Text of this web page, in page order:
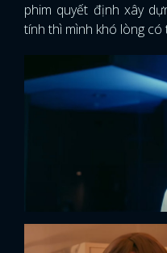
phim quyết định xây
tính thì mình khó lòng